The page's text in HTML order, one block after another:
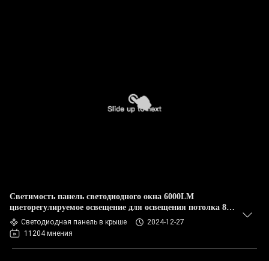
Светимость панель светодиодного окна 6000LM
цветорегулируемое освещение для освещения потолка 8-
12 кв.м.
Светодиодная панель в крыше
2024-12-27
11204 мнения